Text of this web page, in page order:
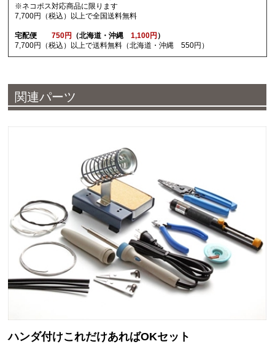
※ネコポス対応商品に限ります
7,700円（税込）以上で全国送料無料
宅配便750円 （北海道・沖縄1,100円 ）
7,700円（税込）以上で送料無料（北海道・沖縄 550円）
関連パーツ
ハンダ付けこれだけあればOKセット